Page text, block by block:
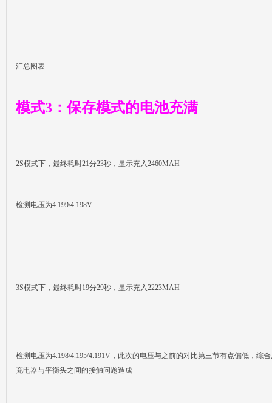
汇总图表
模式3：保存模式的电池充满
2S模式下，最终耗时21分23秒，显示充入2460MAH
检测电压为4.199/4.198V
3S模式下，最终耗时19分29秒，显示充入2223MAH
检测电压为4.198/4.195/4.191V，此次的电压与之前的对比第三节有点偏低，综
充电器与平衡头之间的接触问题造成